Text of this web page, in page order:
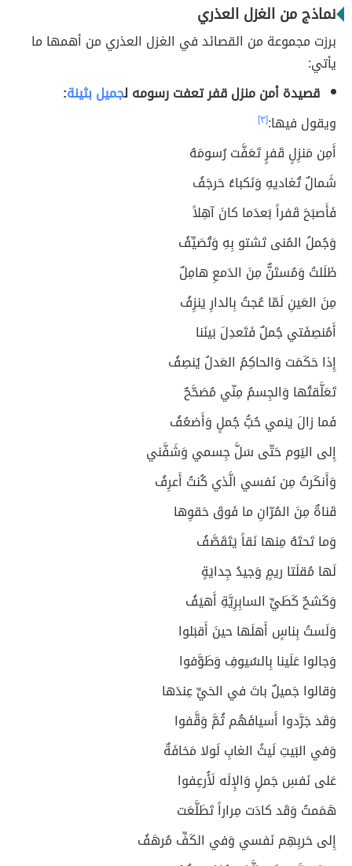
نماذج من الغزل العذري
برزت مجموعة من القصائد في الغزل العذري من أهمها ما
يأتي:
قصيدة أمن منزل قفر تعفت رسومه لجميل بثينة:
ويقول فيها:[٣]
أَمِن مَنزِلٍ قَفرٍ تَعَفَّت رُسومَهُ
شَمالٌ تُغاديهِ وَنَكباءُ حَرجَفُ
فَأَصبَحَ قَفراً بَعدَما كانَ آهِلاً
وَجُملُ المُنى تَشتو بِهِ وَتُصَيِّفُ
ظَلَلتُ وَمُستَنٌّ مِنَ الدَمعِ هامِلٌ
مِنَ العَينِ لَمّا عُجتُ بِالدارِ يَنزِفُ
أَمُنصِفَتي جُملٌ فَتَعدِلَ بَينَنا
إِذا حَكَمَت وَالحاكِمُ العَدلُ يُنصِفُ
تَعَلَّقتُها وَالجِسمُ مِنّي مُصَحَّحٌ
فَما زالَ يَنمي حُبُّ جُملٍ وَأَضعُفُ
إِلى اليَوم حَتّى سَلَّ جِسمي وَشَفَّني
وَأَنكَرتُ مِن نَفسي الَّذي كُنتُ أَعرِفُ
قَناةٌ مِنَ المُرّانِ ما فَوقَ حَقوِها
وَما تَحتَهُ مِنها نَقاً يَتَقَصَّفُ
لَها مُقلَتا ريمٍ وَجيدُ جِدايَةٍ
وَكَشحٌ كَطَيِّ السابِرِيَّةِ أَهيَفُ
وَلَستُ بِناسٍ أَهلَها حينَ أَقبَلوا
وَجالوا عَلَينا بِالسُيوفِ وَطَوَّفوا
وَقالوا جَميلٌ باتَ في الحَيِّ عِندَها
وَقَد جَرَّدوا أَسيافَهُم ثُمَّ وَقَّفوا
وَفي البَيتِ لَيثُ الغابِ لَولا مَخافَةٌ
عَلى نَفسِ جَملٍ وَالإِلَه لَأُرعِفوا
هَمَمتُ وَقَد كادَت مِراراً تَطَلَّعَت
إِلى حَربِهِم نَفسي وَفي الكَفِّ مُرهَفُ